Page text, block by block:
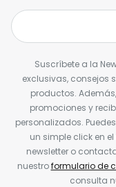
Suscríbete a la
exclusivas, consejos
productos.
promociones y
personalizados.
un simple click en
newsletter o
nuestroformulario de
consulta